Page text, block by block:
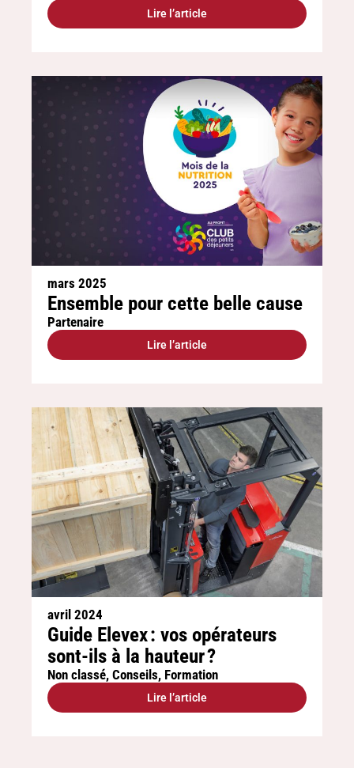
Lire l’article
mars 2025
Ensemble pour cette belle cause
Partenaire
Lire l’article
avril 2024
Guide Elevex : vos opérateurs
sont-ils à la hauteur ?
Non classé, Conseils, Formation
Lire l’article